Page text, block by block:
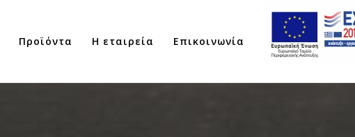
Προϊόντα Η εταιρεία Επικοινωνία